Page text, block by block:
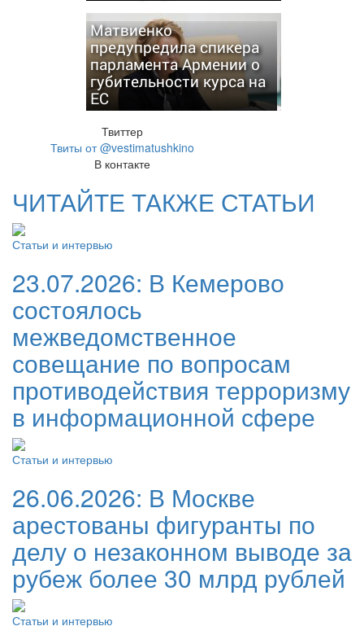
Матвиенко
предупредила спикера
парламента Армении о
губительности курса на
ЕС
Твиттер
Твиты от @vestimatushkino
В контакте
ЧИТАЙТЕ ТАКЖЕ СТАТЬИ
Статьи и интервью
23.07.2026: В Кемерово
состоялось
межведомственное
совещание по вопросам
противодействия терроризму
в информационной сфере
Статьи и интервью
26.06.2026: В Москве
арестованы фигуранты по
делу о незаконном выводе за
рубеж более 30 млрд рублей
Статьи и интервью